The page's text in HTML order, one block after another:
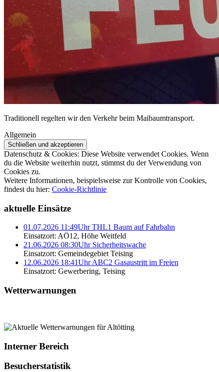
Traditionell regelten wir den Verkehr beim Maibaumtransport.
Allgemein
Datenschutz & Cookies: Diese Website verwendet Cookies. Wenn
du die Website weiterhin nutzt, stimmst du der Verwendung von
Cookies zu.
Weitere Informationen, beispielsweise zur Kontrolle von Cookies,
findest du hier: Cookie-Richtlinie
aktuelle Einsätze
01.07.2026 11:49Uhr THL1 Baum auf Fahrbahn
Einsatzort: AÖ12, Höhe Weitfeld
21.06.2026 08:30Uhr Sicherheitswache
Einsatzort: Gemeindegebiet Teising
12.06.2026 18:41Uhr ABC2 Gasaustritt im Freien
Einsatzort: Gewerbering, Teising
Wetterwarnungen
Interner Bereich
Besucherstatistik